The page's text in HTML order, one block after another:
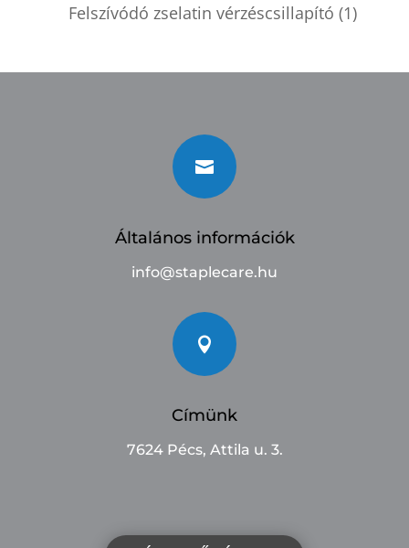
Felszívódó zselatin vérzéscsillapító (1)

Általános információk
info@staplecare.hu

Címünk
7624 Pécs, Attila u. 3.